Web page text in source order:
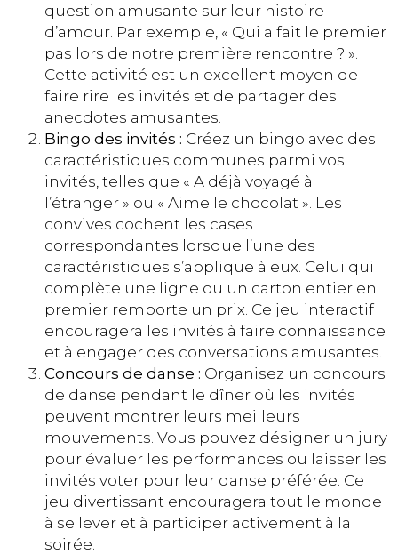
question amusante sur leur histoire
d’amour. Par exemple, « Qui a fait le premier
pas lors de notre première rencontre ? ».
Cette activité est un excellent moyen de
faire rire les invités et de partager des
anecdotes amusantes.
Bingo des invités : Créez un bingo avec des
caractéristiques communes parmi vos
invités, telles que « A déjà voyagé à
l’étranger » ou « Aime le chocolat ». Les
convives cochent les cases
correspondantes lorsque l’une des
caractéristiques s’applique à eux. Celui qui
complète une ligne ou un carton entier en
premier remporte un prix. Ce jeu interactif
encouragera les invités à faire connaissance
et à engager des conversations amusantes.
Concours de danse : Organisez un concours
de danse pendant le dîner où les invités
peuvent montrer leurs meilleurs
mouvements. Vous pouvez désigner un jury
pour évaluer les performances ou laisser les
invités voter pour leur danse préférée. Ce
jeu divertissant encouragera tout le monde
à se lever et à participer activement à la
soirée.